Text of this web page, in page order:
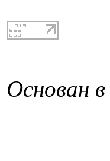
Основан